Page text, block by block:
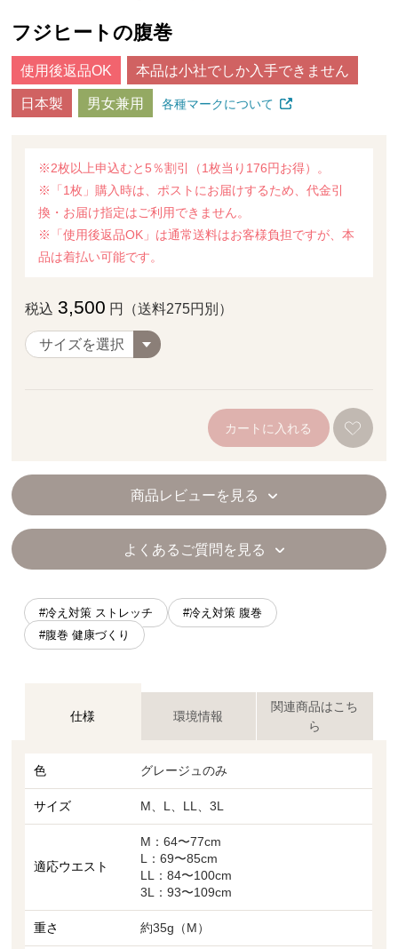
フジヒートの腹巻
使用後返品OK 本品は小社でしか入手できません
日本製 男女兼用 各種マークについて
※2枚以上申込むと5％割引（1枚当り176円お得）。
※「1枚」購入時は、ポストにお届けするため、代金引
換・お届け指定はご利用できません。
※「使用後返品OK」は通常送料はお客様負担ですが、本
品は着払い可能です。
税込 3,500 円（送料275円別）
カートに入れる
商品レビューを見る
よくあるご質問を見る
#冷え対策 ストレッチ
#冷え対策 腹巻
#腹巻 健康づくり
仕様 環境情報
関連商品はこち
ら
色 グレージュのみ
サイズ M、L、LL、3L
適応ウエスト
M：64〜77cm
L：69〜85cm
LL：84〜100cm
3L：93〜109cm
重さ 約35g（M）